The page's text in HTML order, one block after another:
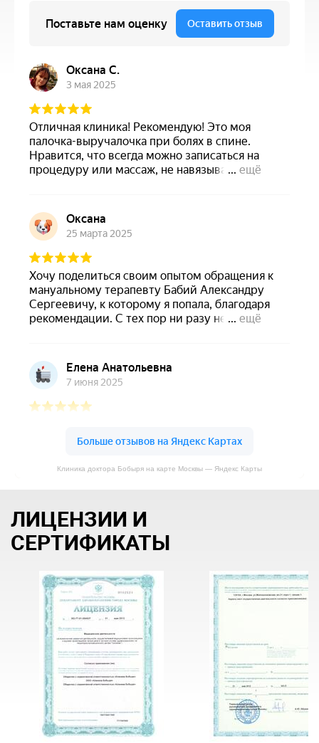
Клиника доктора Бобыря на карте Москвы — Яндекс Карты
ЛИЦЕНЗИИ И
СЕРТИФИКАТЫ